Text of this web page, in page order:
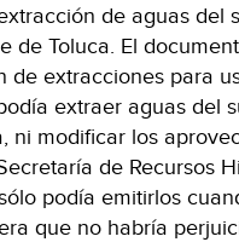
de aguas del
de Toluca. El
de extracciones para
extraer aguas del
ni modificar los
de Recursos
podía emitirlos
que no habría